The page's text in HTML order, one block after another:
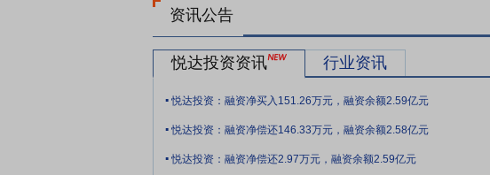
要点6：新能源行业
发电方面，根据国家能源局公布的
机容量为5.3亿千瓦。
要点7：新材料行业
当前中国锂电企业在全球动力电池产
而中小型拖拉机产量持续收缩，反映着农业生产模式与农
资讯公告
悦达投资资讯 行业资讯
. 悦达投资：融资净买入151.26万元，融资余额2.59亿元
. 悦达投资：融资净偿还146.33万元，融资余额2.58亿元
. 悦达投资：融资净偿还2.97万元，融资余额2.59亿元